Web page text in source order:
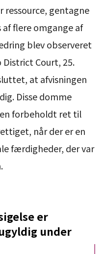
ressource, gentagne
flere omgange af
blev observeret
District Court, 25.
at afvisningen
Disse domme
forbeholdt ret til
når der er en
færdigheder, der var
er
under